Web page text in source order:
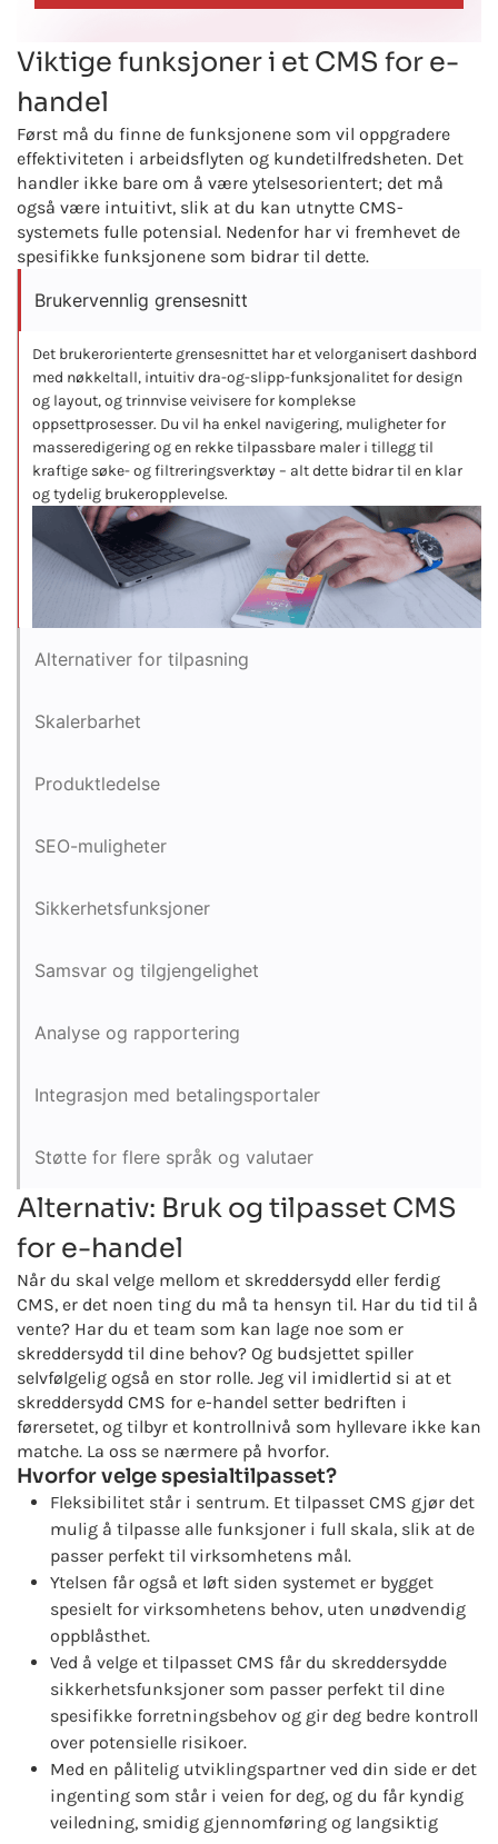
Viktige funksjoner i et CMS for e-
handel
Først må du finne de funksjonene som vil oppgradere
effektiviteten i arbeidsflyten og kundetilfredsheten. Det
handler ikke bare om å være ytelsesorientert; det må
også være intuitivt, slik at du kan utnytte CMS-
systemets fulle potensial. Nedenfor har vi fremhevet de
spesifikke funksjonene som bidrar til dette.
Brukervennlig grensesnitt
Alternativer for tilpasning
Skalerbarhet
Produktledelse
SEO-muligheter
Sikkerhetsfunksjoner
Samsvar og tilgjengelighet
Analyse og rapportering
Integrasjon med betalingsportaler
Støtte for flere språk og valutaer
Det brukerorienterte grensesnittet har et velorganisert dashbord
med nøkkeltall, intuitiv dra-og-slipp-funksjonalitet for design
og layout, og trinnvise veivisere for komplekse
oppsettprosesser. Du vil ha enkel navigering, muligheter for
masseredigering og en rekke tilpassbare maler i tillegg til
kraftige søke- og filtreringsverktøy – alt dette bidrar til en klar
og tydelig brukeropplevelse.
Alternativ: Bruk og tilpasset CMS
for e-handel
Når du skal velge mellom et skreddersydd eller ferdig
CMS, er det noen ting du må ta hensyn til. Har du tid til å
vente? Har du et team som kan lage noe som er
skreddersydd til dine behov? Og budsjettet spiller
selvfølgelig også en stor rolle. Jeg vil imidlertid si at et
skreddersydd CMS for e-handel setter bedriften i
førersetet, og tilbyr et kontrollnivå som hyllevare ikke kan
matche. La oss se nærmere på hvorfor.
Hvorfor velge spesialtilpasset?
Fleksibilitet står i sentrum. Et tilpasset CMS gjør det
mulig å tilpasse alle funksjoner i full skala, slik at de
passer perfekt til virksomhetens mål.
Ytelsen får også et løft siden systemet er bygget
spesielt for virksomhetens behov, uten unødvendig
oppblåsthet.
Ved å velge et tilpasset CMS får du skreddersydde
sikkerhetsfunksjoner som passer perfekt til dine
spesifikke forretningsbehov og gir deg bedre kontroll
over potensielle risikoer.
Med en pålitelig utviklingspartner ved din side er det
ingenting som står i veien for deg, og du får kyndig
veiledning, smidig gjennomføring og langsiktig